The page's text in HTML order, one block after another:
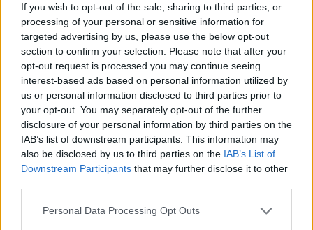
If you wish to opt-out of the sale, sharing to third parties, or
processing of your personal or sensitive information for
targeted advertising by us, please use the below opt-out
section to confirm your selection. Please note that after your
opt-out request is processed you may continue seeing
interest-based ads based on personal information utilized by
us or personal information disclosed to third parties prior to
your opt-out. You may separately opt-out of the further
disclosure of your personal information by third parties on the
IAB’s list of downstream participants. This information may
also be disclosed by us to third parties on the IAB’s List of
Downstream Participants that may further disclose it to other
Please note that this website/app uses one or more Google
Personal Data Processing Opt Outs
1 napja
F1-es nyári szünetben